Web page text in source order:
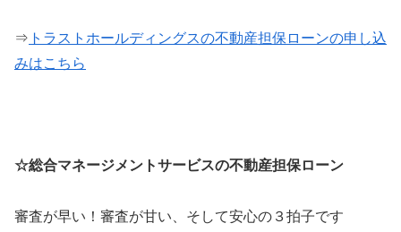
⇒ トラストホールディングスの不動産担保ローンの申し込
みはこちら
☆総合マネージメントサービスの不動産担保ローン
審査が早い！審査が甘い、そして安心の３拍子です